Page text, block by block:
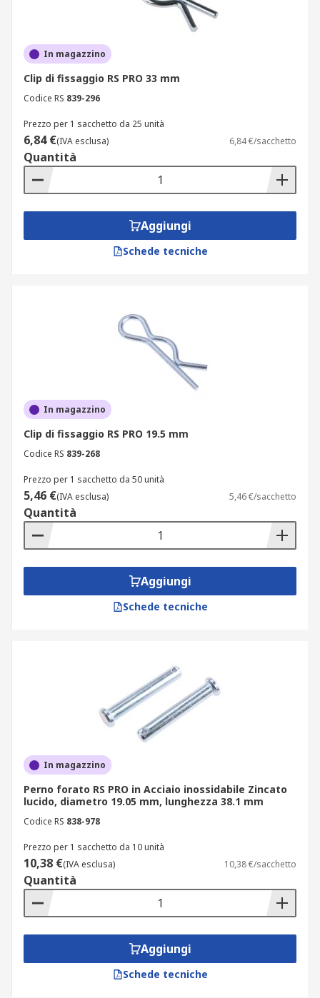
In magazzino
Clip di fissaggio RS PRO 33 mm
Codice RS 839-296
Prezzo per 1 sacchetto da 25 unità
6,84 €(IVA esclusa) 6,84 €/sacchetto
Quantità
Aggiungi
Schede tecniche
In magazzino
Clip di fissaggio RS PRO 19.5 mm
Codice RS 839-268
Prezzo per 1 sacchetto da 50 unità
5,46 €(IVA esclusa) 5,46 €/sacchetto
Quantità
Aggiungi
Schede tecniche
In magazzino
Perno forato RS PRO in Acciaio inossidabile Zincato
lucido, diametro 19.05 mm, lunghezza 38.1 mm
Codice RS 838-978
Prezzo per 1 sacchetto da 10 unità
10,38 €(IVA esclusa) 10,38 €/sacchetto
Quantità
Aggiungi
Schede tecniche